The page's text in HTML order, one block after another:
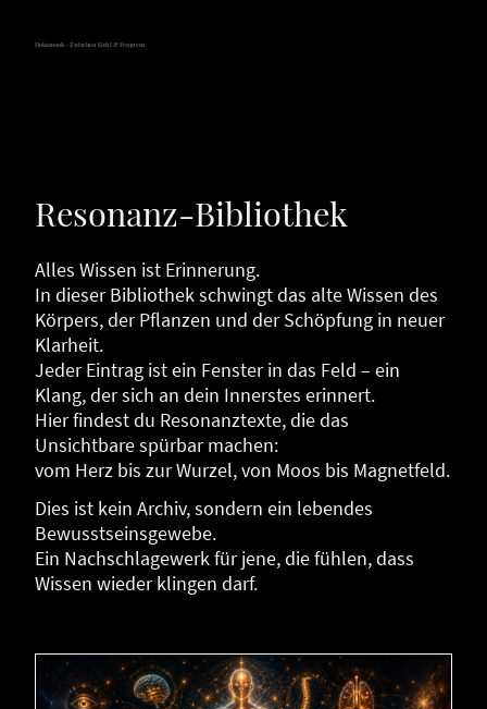
Hokamook - Zwischen Licht & Frequenz
Resonanz-Bibliothek
Alles Wissen ist Erinnerung.
In dieser Bibliothek schwingt das alte Wissen des
Körpers, der Pflanzen und der Schöpfung in neuer
Klarheit.
Jeder Eintrag ist ein Fenster in das Feld – ein
Klang, der sich an dein Innerstes erinnert.
Hier findest du Resonanztexte, die das
Unsichtbare spürbar machen:
vom Herz bis zur Wurzel, von Moos bis Magnetfeld.
Dies ist kein Archiv, sondern ein lebendes
Bewusstseinsgewebe.
Ein Nachschlagewerk für jene, die fühlen, dass
Wissen wieder klingen darf.